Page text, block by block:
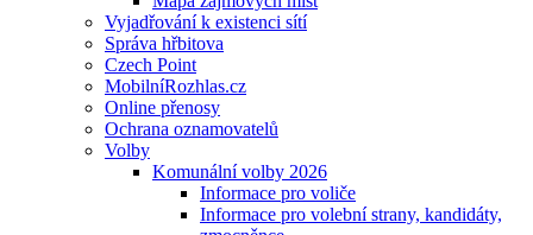
Vyjadřování k existenci sítí
Správa hřbitova
Czech Point
MobilníRozhlas.cz
Online přenosy
Ochrana oznamovatelů
Volby
Komunální volby 2026
Informace pro voliče
Informace pro volební strany, kandidáty,